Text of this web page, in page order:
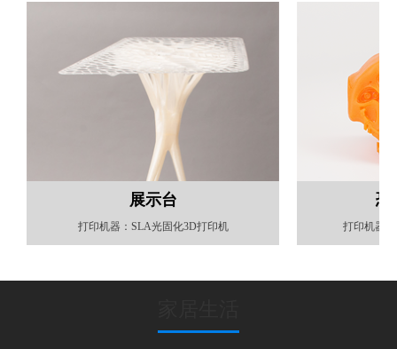
展示台
打印机器：SLA光固化3D打印机
恐
打印机器